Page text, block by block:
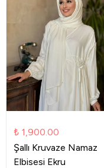
₺ 1,900.00
Şallı Kruvaze Namaz
Elbisesi Ekru